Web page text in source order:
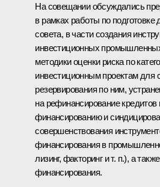
На совещании обсуждались
в рамках работы по подготовке
совета, в части создания
инвестиционных
методики оценки риска по
инвестиционным проектам для
резервирования по ним,
на рефинансирование кредитов
финансированию и
совершенствования
финансирования в
лизинг, факторинг и т. п.), а
финансирования.